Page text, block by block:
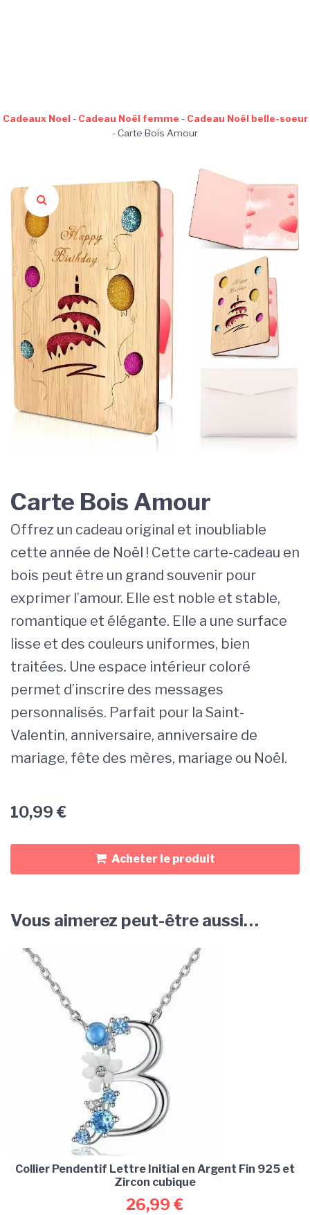
Cadeaux Noel - Cadeau Noël femme - Cadeau Noël belle-soeur
-Carte Bois Amour
Carte Bois Amour
Offrez un cadeau original et inoubliable
cette année de Noël ! Cette carte-cadeau en
bois peut être un grand souvenir pour
exprimer l’amour. Elle est noble et stable,
romantique et élégante. Elle a une surface
lisse et des couleurs uniformes, bien
traitées. Une espace intérieur coloré
permet d’inscrire des messages
personnalisés. Parfait pour la Saint-
Valentin, anniversaire, anniversaire de
mariage, fête des mères, mariage ou Noël.
10,99 €
Acheter le produit
Vous aimerez peut-être aussi…
Collier Pendentif Lettre Initial en Argent Fin 925 et
Zircon cubique
26,99 €